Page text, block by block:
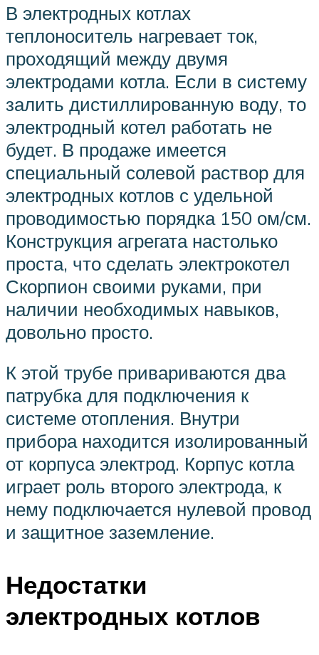
В электродных котлах
теплоноситель нагревает ток,
проходящий между двумя
электродами котла. Если в систему
залить дистиллированную воду, то
электродный котел работать не
будет. В продаже имеется
специальный солевой раствор для
электродных котлов с удельной
проводимостью порядка 150 ом/см.
Конструкция агрегата настолько
проста, что сделать электрокотел
Скорпион своими руками, при
наличии необходимых навыков,
довольно просто.
К этой трубе привариваются два
патрубка для подключения к
системе отопления. Внутри
прибора находится изолированный
от корпуса электрод. Корпус котла
играет роль второго электрода, к
нему подключается нулевой провод
и защитное заземление.
Недостатки
электродных котлов